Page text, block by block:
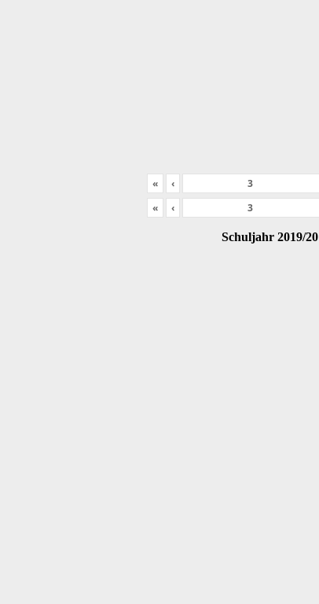
« ‹
«
‹
Schuljahr 2019/20